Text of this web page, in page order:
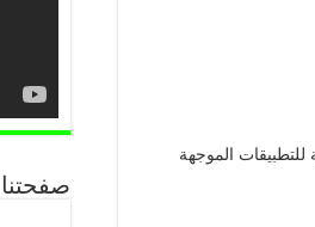
للتطبيقات الموجهة